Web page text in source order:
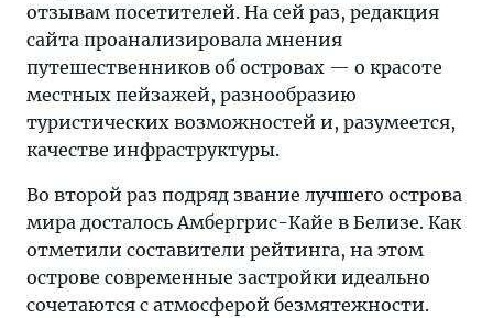
отзывам посетителей. На сей раз, редакция
сайта проанализировала мнения
путешественников об островах — о красоте
местных пейзажей, разнообразию
туристических возможностей и, разумеется,
качестве инфраструктуры.
Во второй раз подряд звание лучшего острова
мира досталось Амбергрис-Кайе в Белизе. Как
отметили составители рейтинга, на этом
острове современные застройки идеально
сочетаются с атмосферой безмятежности.